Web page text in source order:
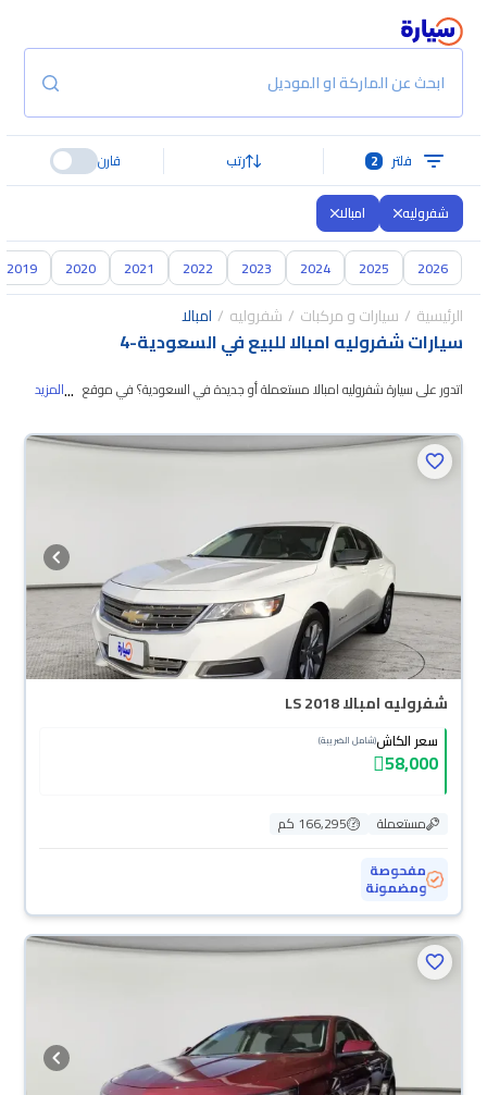
ابحث عن الماركة او الموديل
فلتر 2 رتب قارن
شفروليه امبالا
2026
2025
2024
2023
2022
2021
2020
2019
الرئيسية سيارات و مركبات شفروليه امبالا
سيارات شفروليه امبالا للبيع في السعودية-
4
اتدور على سيارة شفروليه امبالا مستعملة أو جديدة في السعودية؟ في موقع سيارة
شفروليه امبالا المستعملة مضمونة ومفحوصة بأكثر من 200 نقطة وتقدر تجربها
وتحجزها أونلاين، وبتوصلك لين باب بيتك.
...المزيد
شفروليه امبالا LS 2018
سعر الكاش(شامل الضريبة)
58,000
مستعملة
166,295 كم
مفحوصة
ومضمونة